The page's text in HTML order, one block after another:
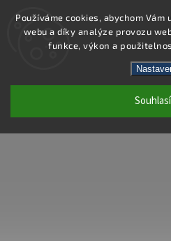
Používáme cookies, abychom
webu a díky analýze provozu
funkce, výkon a
PC42-12 - PIERCING